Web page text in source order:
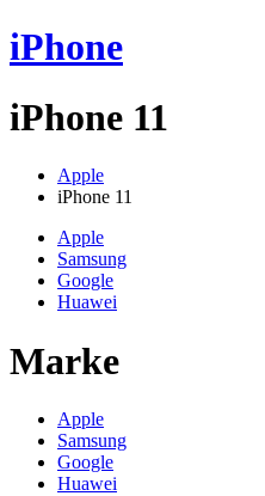
iPhone
iPhone 11
Apple
iPhone 11
Apple
Samsung
Google
Huawei
Marke
Apple
Samsung
Google
Huawei